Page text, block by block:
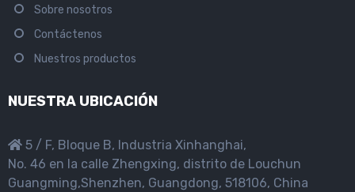
Sobre nosotros
Contáctenos
Nuestros productos
NUESTRA UBICACIÓN
5 / F, Bloque B, Industria Xinhanghai,
No. 46 en la calle Zhengxing, distrito de Louchun
Guangming,Shenzhen, Guangdong, 518106, China